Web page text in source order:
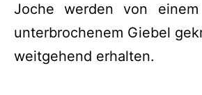
Joche werden von
unterbrochenem Giebel
weitgehend erhalten.